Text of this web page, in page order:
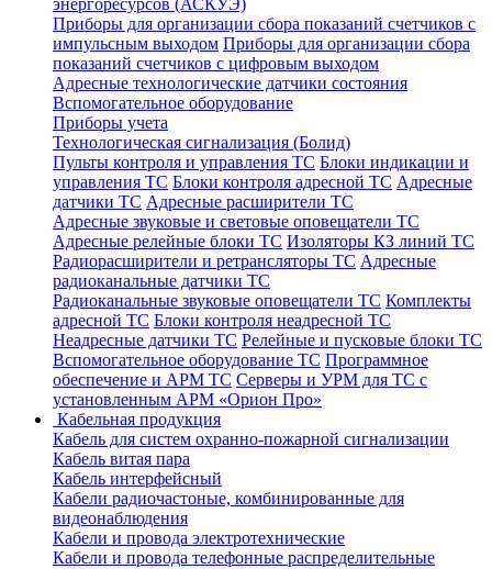
энергоресурсов (АСКУЭ)
Приборы для организации сбора показаний счетчиков с
импульсным выходом Приборы для организации сбора
показаний счетчиков с цифровым выходом
Адресные технологические датчики состояния
Вспомогательное оборудование
Приборы учета
Технологическая сигнализация (Болид)
Пульты контроля и управления ТС Блоки индикации и
управления ТС Блоки контроля адресной ТС Адресные
датчики ТС Адресные расширители ТС
Адресные звуковые и световые оповещатели ТС
Адресные релейные блоки ТС Изоляторы КЗ линий ТС
Радиорасширители и ретрансляторы ТС Адресные
радиоканальные датчики ТС
Радиоканальные звуковые оповещатели ТС Комплекты
адресной ТС Блоки контроля неадресной ТС
Неадресные датчики ТС Релейные и пусковые блоки ТС
Вспомогательное оборудование ТС Программное
обеспечение и АРМ ТС Серверы и УРМ для ТС с
установленным АРМ «Орион Про»
Кабельная продукция
Кабель для систем охранно-пожарной сигнализации
Кабель витая пара
Кабель интерфейсный
Кабели радиочастоные, комбинированные для
видеонаблюдения
Кабели и провода электротехнические
Кабели и провода телефонные распределительные